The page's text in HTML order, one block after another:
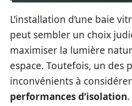
L’installation d’une baie
peut sembler un choix
maximiser la lumière
espace. Toutefois, un des
inconvénients à
performances d’isolation